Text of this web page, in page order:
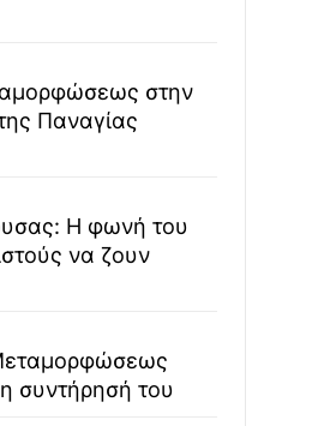
στην
Παναγίας
Η φωνή του
να ζουν
συντήρησή του